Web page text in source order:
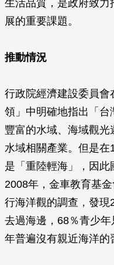
生活品質，是政府致
展的重要課題。
推動情況
行政院經濟建設委員會
領」中明確地指出「
豐富的水域、海域觀
水域相關產業。但是
是「重陸輕海」，因此
2008年，金車教育基
行海洋觀的調查，發現
去過海邊，68％青少
年普遍沒有親近海洋的